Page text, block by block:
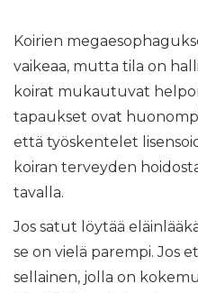
Koirien
vaikeaa, mutta tila on
koirat mukautuvat
tapaukset ovat
että työskentelet
koiran terveyden
tavalla.
Jos satut löytää
se on vielä parempi. Jos
sellainen, jolla on